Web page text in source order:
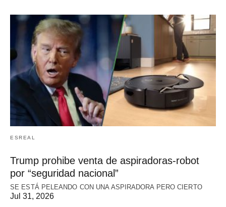
ESREAL
Trump prohibe venta de aspiradoras-robot
por “seguridad nacional”
SE ESTÁ PELEANDO CON UNA ASPIRADORA PERO CIERTO
Jul 31, 2026